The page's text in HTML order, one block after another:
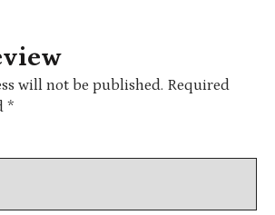
will not be published. Required
*